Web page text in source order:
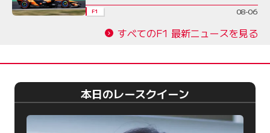
F1 08-06
すべてのF1 最新ニュースを見る
本日のレースクイーン